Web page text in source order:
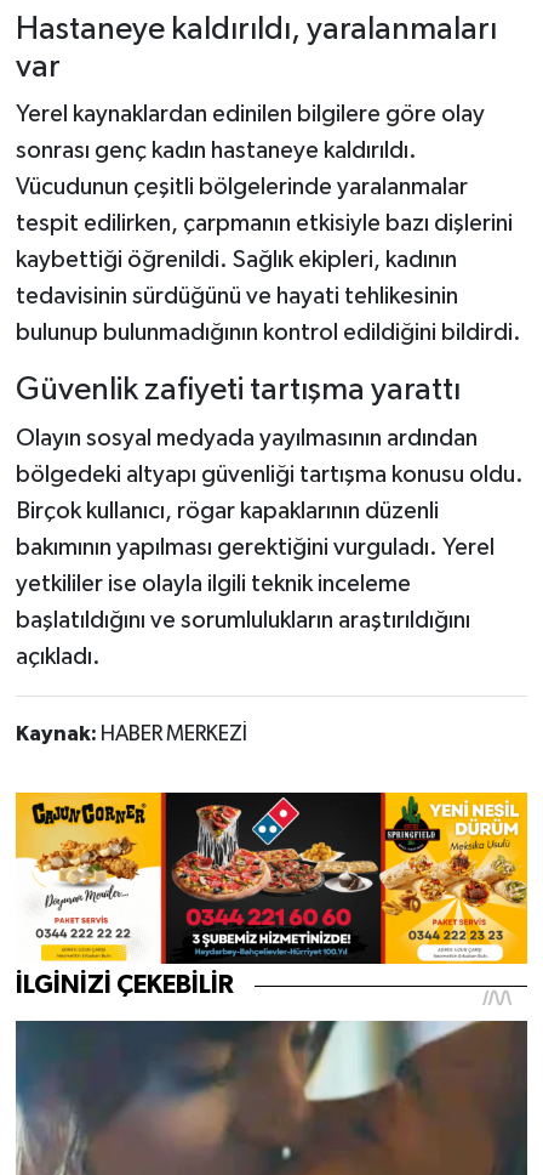
Hastaneye kaldırıldı, yaralanmaları
var
Yerel kaynaklardan edinilen bilgilere göre olay
sonrası genç kadın hastaneye kaldırıldı.
Vücudunun çeşitli bölgelerinde yaralanmalar
tespit edilirken, çarpmanın etkisiyle bazı dişlerini
kaybettiği öğrenildi. Sağlık ekipleri, kadının
tedavisinin sürdüğünü ve hayati tehlikesinin
bulunup bulunmadığının kontrol edildiğini bildirdi.
Güvenlik zafiyeti tartışma yarattı
Olayın sosyal medyada yayılmasının ardından
bölgedeki altyapı güvenliği tartışma konusu oldu.
Birçok kullanıcı, rögar kapaklarının düzenli
bakımının yapılması gerektiğini vurguladı. Yerel
yetkililer ise olayla ilgili teknik inceleme
başlatıldığını ve sorumlulukların araştırıldığını
açıkladı.
Kaynak: HABER MERKEZİ